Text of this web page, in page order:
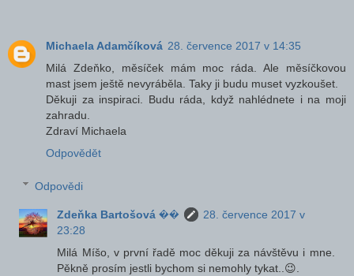
Michaela Adamčíková 28. července 2017 v 14:35
Milá Zdeňko, měsíček mám moc ráda. Ale měsíčkovou
mast jsem ještě nevyráběla. Taky ji budu muset vyzkoušet.
Děkuji za inspiraci. Budu ráda, když nahlédnete i na moji
zahradu.
Zdraví Michaela
Odpovědět
Odpovědi
Zdeňka Bartošová ��
28. července 2017 v
23:28
Milá Míšo, v první řadě moc děkuji za návštěvu i mne.
Pěkně prosím jestli bychom si nemohly tykat..😉.